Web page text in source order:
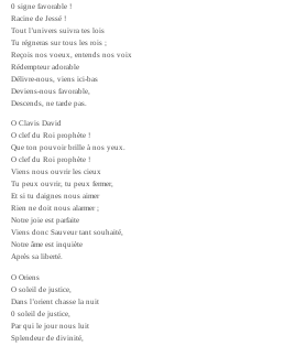
0 signe favorable !
Racine de Jessé !
Tout l’univers suivra tes lois
Tu régneras sur tous les rois ;
Reçois nos voeux, entends nos voix
Rédempteur adorable
Délivre-nous, viens ici-bas
Deviens-nous favorable,
Descends, ne tarde pas.
O Clavis David
O clef du Roi prophète !
Que ton pouvoir brille à nos yeux.
O clef du Roi prophète !
Viens nous ouvrir les cieux
Tu peux ouvrir, tu peux fermer,
Et si tu daignes nous aimer
Rien ne doit nous alarmer ;
Notre joie est parfaite
Viens donc Sauveur tant souhaité,
Notre âme est inquiète
Après sa liberté.
O Oriens
O soleil de justice,
Dans l’orient chasse la nuit
0 soleil de justice,
Par qui le jour nous luit
Splendeur de divinité,